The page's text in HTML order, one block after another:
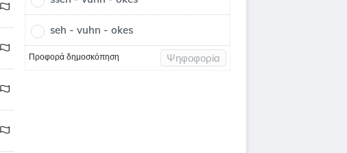
seh - vuhn - okes
Προφορά δημοσκόπηση Ψηφοφορία